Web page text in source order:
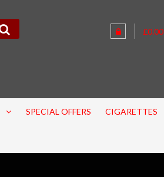
£0.00
SPECIAL OFFERS CIGARETTES